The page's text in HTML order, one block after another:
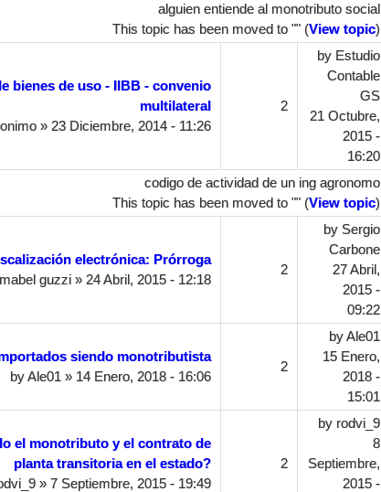
alguien entiende al monotributo social
This topic has been moved to "" (View topic)
bienes de uso - IIBB - convenio
multilateral
» 23 Diciembre, 2014 - 11:26
2
by Estudio
Contable
GS
21 Octubre,
2015 -
16:20
codigo de actividad de un ing agronomo
This topic has been moved to "" (View topic)
electrónica: Prórroga
mabel guzzi» 24 Abril, 2015 - 12:18
2
by Sergio
Carbone
27 Abril,
2015 -
09:22
siendo monotributista
byAle01» 14 Enero, 2018 - 16:06
2
byAle01
15 Enero,
2018 -
15:01
el monotributo y el contrato de
planta transitoria en el estado?
» 7 Septiembre, 2015 - 19:49
2
by rodvi_9
8
Septiembre,
2015 -